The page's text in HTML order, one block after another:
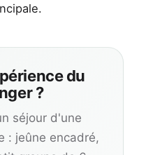
du
?
séjour d'une
: jeûne encadré,